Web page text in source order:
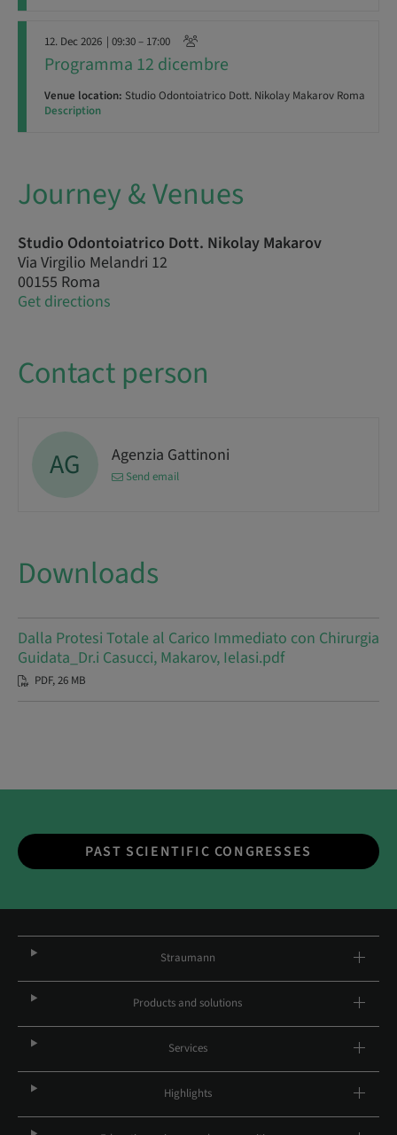
12. Dec 2026 | 09:30 – 17:00
Programma 12 dicembre
Venue location: Studio Odontoiatrico Dott. Nikolay Makarov Roma
Description
Journey & Venues
Studio Odontoiatrico Dott. Nikolay Makarov
Via Virgilio Melandri 12
00155 Roma
Get directions
Contact person
AG Agenzia Gattinoni
Send email
Downloads
Dalla Protesi Totale al Carico Immediato con Chirurgia
Guidata_Dr.i Casucci, Makarov, Ielasi.pdf
PDF, 26 MB
PAST SCIENTIFIC CONGRESSES
Straumann
Products and solutions
Services
Highlights